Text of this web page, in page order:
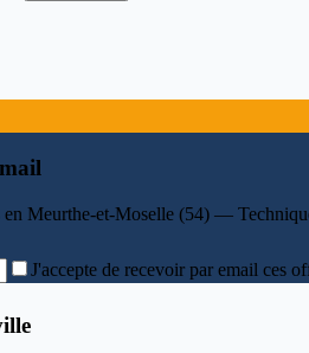
Meurthe-et-Moselle (54) —
J'accepte de recevoir par email ces